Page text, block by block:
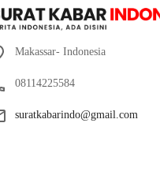
Makassar- Indonesia
08114225584
suratkabarindo@gmail.com